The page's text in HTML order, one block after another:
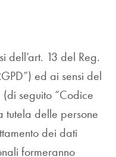
dell’art. 13 del Reg.
ed ai sensi del
seguito “Codice
tutela delle persone
dei dati
formeranno